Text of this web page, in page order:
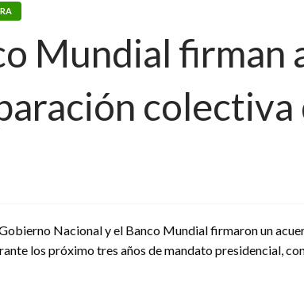
Mundial firman
Nacional y el Banco Mundial firmaron un
los próximo tres años de mandato presidencial,